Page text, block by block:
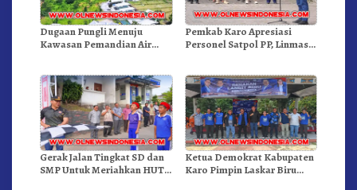
Dugaan Pungli Menuju
Kawasan Pemandian Air
Pemkab Karo Apresiasi
Personel Satpol PP, Linmas,
Gerak Jalan Tingkat SD dan
SMP Untuk Meriahkan HUT
Ketua Demokrat Kabupaten
Karo Pimpin Laskar Biru